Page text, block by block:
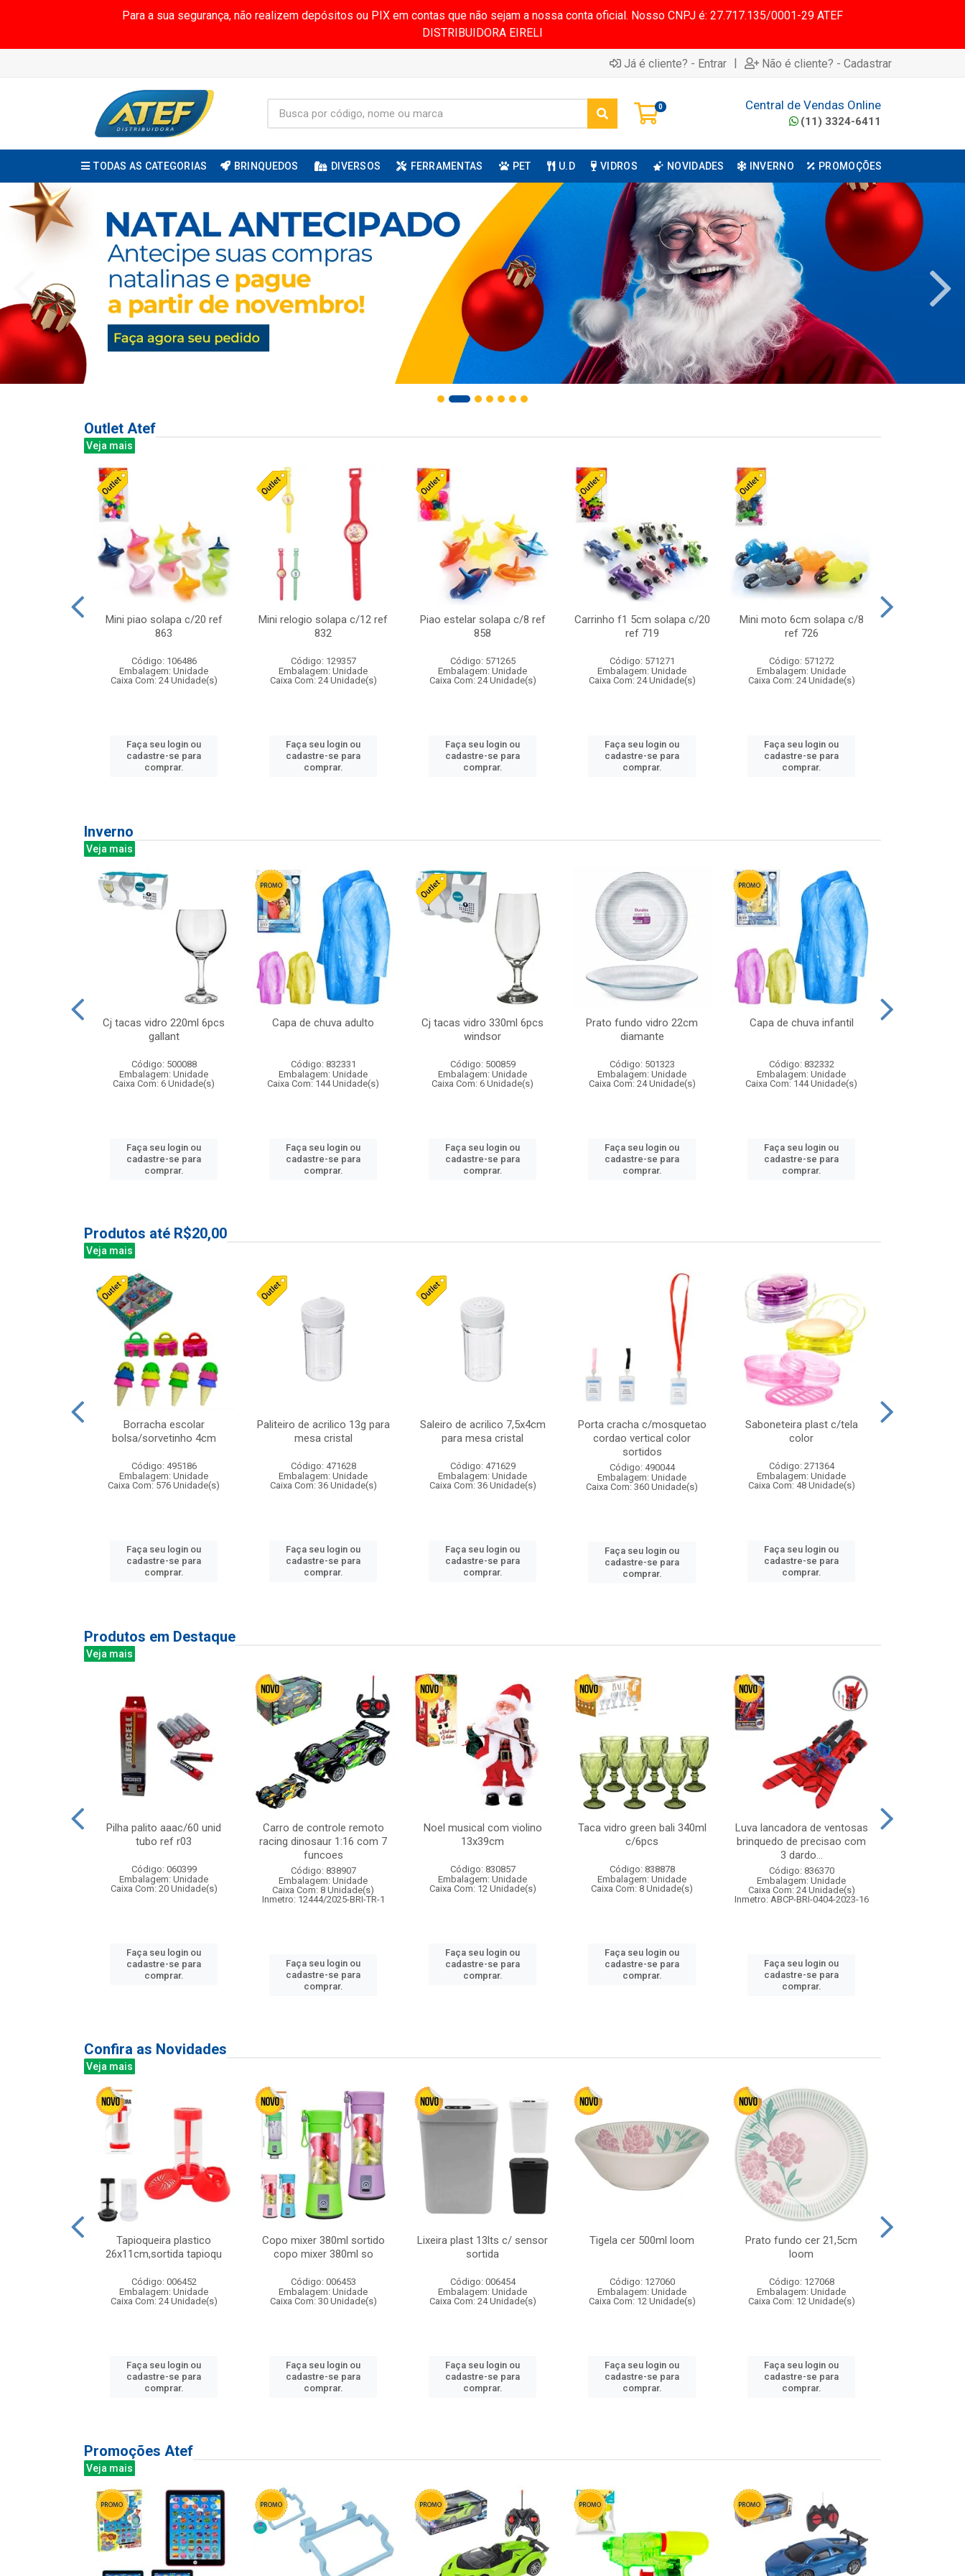
Para a sua segurança, não realizem depósitos ou PIX em contas que não sejam a nossa conta oficial. Nosso CNPJ é: 27.717.135/0001-29 ATEF
DISTRIBUIDORA EIRELI
Já é cliente? - Entrar | Não é cliente? - Cadastrar
0 Central de Vendas Online
(11) 3324-6411
TODAS AS CATEGORIAS BRINQUEDOS DIVERSOS FERRAMENTAS PET U.D VIDROS NOVIDADES INVERNO PROMOÇÕES
Outlet Atef
Veja mais
Mini piao solapa c/20 ref
863
Código: 106486
Embalagem: Unidade
Caixa Com: 24 Unidade(s)
Faça seu login ou
cadastre-se para
comprar.
Mini relogio solapa c/12 ref
832
Código: 129357
Embalagem: Unidade
Caixa Com: 24 Unidade(s)
Faça seu login ou
cadastre-se para
comprar.
Piao estelar solapa c/8 ref
858
Código: 571265
Embalagem: Unidade
Caixa Com: 24 Unidade(s)
Faça seu login ou
cadastre-se para
comprar.
Carrinho f1 5cm solapa c/20
ref 719
Código: 571271
Embalagem: Unidade
Caixa Com: 24 Unidade(s)
Faça seu login ou
cadastre-se para
comprar.
Mini moto 6cm solapa c/8
ref 726
Código: 571272
Embalagem: Unidade
Caixa Com: 24 Unidade(s)
Faça seu login ou
cadastre-se para
comprar.
Inverno
Veja mais
Cj tacas vidro 220ml 6pcs
gallant
Código: 500088
Embalagem: Unidade
Caixa Com: 6 Unidade(s)
Faça seu login ou
cadastre-se para
comprar.
Capa de chuva adulto
Código: 832331
Embalagem: Unidade
Caixa Com: 144 Unidade(s)
Faça seu login ou
cadastre-se para
comprar.
Cj tacas vidro 330ml 6pcs
windsor
Código: 500859
Embalagem: Unidade
Caixa Com: 6 Unidade(s)
Faça seu login ou
cadastre-se para
comprar.
Prato fundo vidro 22cm
diamante
Código: 501323
Embalagem: Unidade
Caixa Com: 24 Unidade(s)
Faça seu login ou
cadastre-se para
comprar.
Capa de chuva infantil
Código: 832332
Embalagem: Unidade
Caixa Com: 144 Unidade(s)
Faça seu login ou
cadastre-se para
comprar.
Produtos até R$20,00
Veja mais
Borracha escolar
bolsa/sorvetinho 4cm
Código: 495186
Embalagem: Unidade
Caixa Com: 576 Unidade(s)
Faça seu login ou
cadastre-se para
comprar.
Paliteiro de acrilico 13g para
mesa cristal
Código: 471628
Embalagem: Unidade
Caixa Com: 36 Unidade(s)
Faça seu login ou
cadastre-se para
comprar.
Saleiro de acrilico 7,5x4cm
para mesa cristal
Código: 471629
Embalagem: Unidade
Caixa Com: 36 Unidade(s)
Faça seu login ou
cadastre-se para
comprar.
Porta cracha c/mosquetao
cordao vertical color
sortidos
Código: 490044
Embalagem: Unidade
Caixa Com: 360 Unidade(s)
Faça seu login ou
cadastre-se para
comprar.
Saboneteira plast c/tela
color
Código: 271364
Embalagem: Unidade
Caixa Com: 48 Unidade(s)
Faça seu login ou
cadastre-se para
comprar.
Produtos em Destaque
Veja mais
Pilha palito aaac/60 unid
tubo ref r03
Código: 060399
Embalagem: Unidade
Caixa Com: 20 Unidade(s)
Faça seu login ou
cadastre-se para
comprar.
Carro de controle remoto
racing dinosaur 1:16 com 7
funcoes
Código: 838907
Embalagem: Unidade
Caixa Com: 8 Unidade(s)
Inmetro: 12444/2025-BRI-TR-1
Faça seu login ou
cadastre-se para
comprar.
Noel musical com violino
13x39cm
Código: 830857
Embalagem: Unidade
Caixa Com: 12 Unidade(s)
Faça seu login ou
cadastre-se para
comprar.
Taca vidro green bali 340ml
c/6pcs
Código: 838878
Embalagem: Unidade
Caixa Com: 8 Unidade(s)
Faça seu login ou
cadastre-se para
comprar.
Luva lancadora de ventosas
brinquedo de precisao com
3 dardo...
Código: 836370
Embalagem: Unidade
Caixa Com: 24 Unidade(s)
Inmetro: ABCP-BRI-0404-2023-16
Faça seu login ou
cadastre-se para
comprar.
Confira as Novidades
Veja mais
Tapioqueira plastico
26x11cm,sortida tapioqu
Código: 006452
Embalagem: Unidade
Caixa Com: 24 Unidade(s)
Faça seu login ou
cadastre-se para
comprar.
Copo mixer 380ml sortido
copo mixer 380ml so
Código: 006453
Embalagem: Unidade
Caixa Com: 30 Unidade(s)
Faça seu login ou
cadastre-se para
comprar.
Lixeira plast 13lts c/ sensor
sortida
Código: 006454
Embalagem: Unidade
Caixa Com: 24 Unidade(s)
Faça seu login ou
cadastre-se para
comprar.
Tigela cer 500ml loom
Código: 127060
Embalagem: Unidade
Caixa Com: 12 Unidade(s)
Faça seu login ou
cadastre-se para
comprar.
Prato fundo cer 21,5cm
loom
Código: 127068
Embalagem: Unidade
Caixa Com: 12 Unidade(s)
Faça seu login ou
cadastre-se para
comprar.
Promoções Atef
Veja mais